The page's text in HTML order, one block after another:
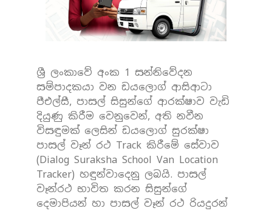
ශ්‍රී ලංකාවේ අංක 1 සන්නිවේදන
සම්පාදකයා වන ඩයලොග් ආසිආටා
පීඑල්සී, පාසල් සිසුන්ගේ ආරක්ෂාව වැඩි
දියුණු කිරීම වෙනුවෙන්, අති නවීන
විසඳුමක් ලෙසින් ඩයලොග් සුරක්ෂා
පාසල් වෑන් රථ Track කිරීමේ සේවාව
(Dialog Suraksha School Van Location
Tracker) හඳුන්වාදෙනු ලබයි. පාසල්
වෑන්රථ භාවිත කරන සිසුන්ගේ
දෙමාපියන් හා පාසල් වෑන් රථ රියදුරන්